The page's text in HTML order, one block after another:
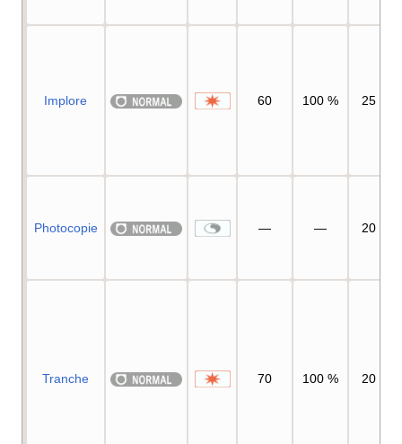
Implore 60 100 % 25
Photocopie — — 20
Tranche 70 100 % 20